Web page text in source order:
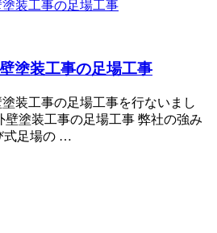
装工事の足場工事
装工事の足場工事を行ないまし
塗装工事の足場工事 弊社の強み
式足場の …